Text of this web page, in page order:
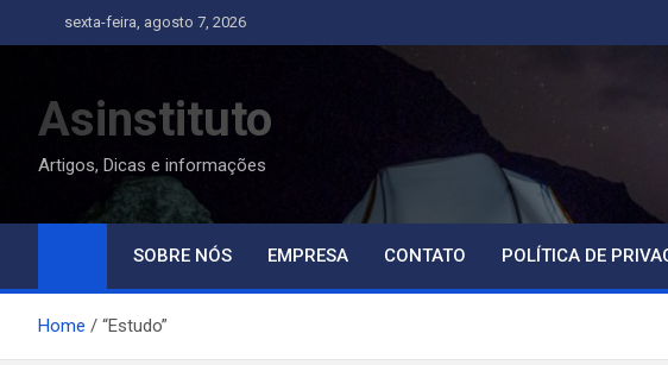
to
sexta-feira, agosto 7, 2026
Asinstituto
Artigos, Dicas e informações
SOBRE NÓS EMPRESA CONTATO POLÍTICA DE
Home “Estudo”